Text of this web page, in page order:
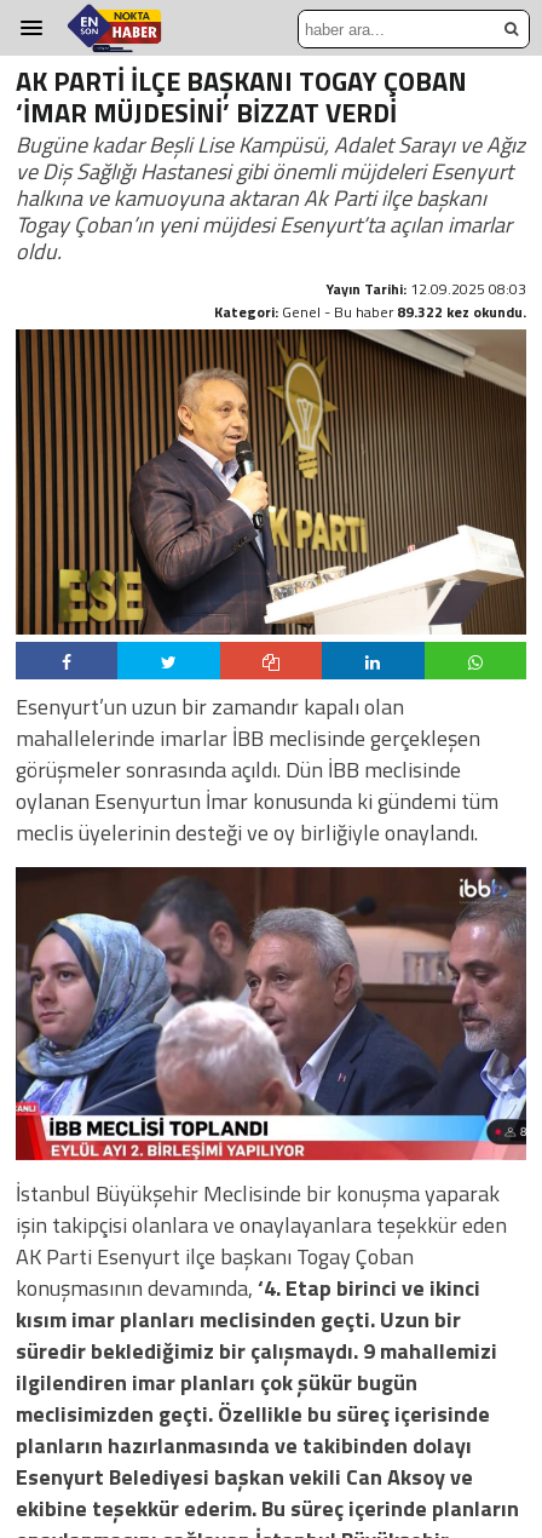
AK PARTİ İLÇE BAŞKANI TOGAY ÇOBAN
‘İMAR MÜJDESİNİ’ BİZZAT VERDİ
Bugüne kadar Beşli Lise Kampüsü, Adalet Sarayı ve Ağız
ve Diş Sağlığı Hastanesi gibi önemli müjdeleri Esenyurt
halkına ve kamuoyuna aktaran Ak Parti ilçe başkanı
Togay Çoban’ın yeni müjdesi Esenyurt’ta açılan imarlar
oldu.
Yayın Tarihi: 12.09.2025 08:03
Kategori: Genel - Bu haber89.322 kez okundu.
Esenyurt’un uzun bir zamandır kapalı olan
mahallelerinde imarlar İBB meclisinde gerçekleşen
görüşmeler sonrasında açıldı. Dün İBB meclisinde
oylanan Esenyurtun İmar konusunda ki gündemi tüm
meclis üyelerinin desteği ve oy birliğiyle onaylandı.
İstanbul Büyükşehir Meclisinde bir konuşma yaparak
işin takipçisi olanlara ve onaylayanlara teşekkür eden
AK Parti Esenyurt ilçe başkanı Togay Çoban
konuşmasının devamında,‘4. Etap birinci ve ikinci
kısım imar planları meclisinden geçti. Uzun bir
süredir beklediğimiz bir çalışmaydı. 9 mahallemizi
ilgilendiren imar planları çok şükür bugün
meclisimizden geçti.Özellikle bu süreç içerisinde
planların hazırlanmasında ve takibinden dolayı
Esenyurt Belediyesi başkan vekili Can Aksoy ve
ekibine teşekkür ederim. Bu süreç içerinde planların